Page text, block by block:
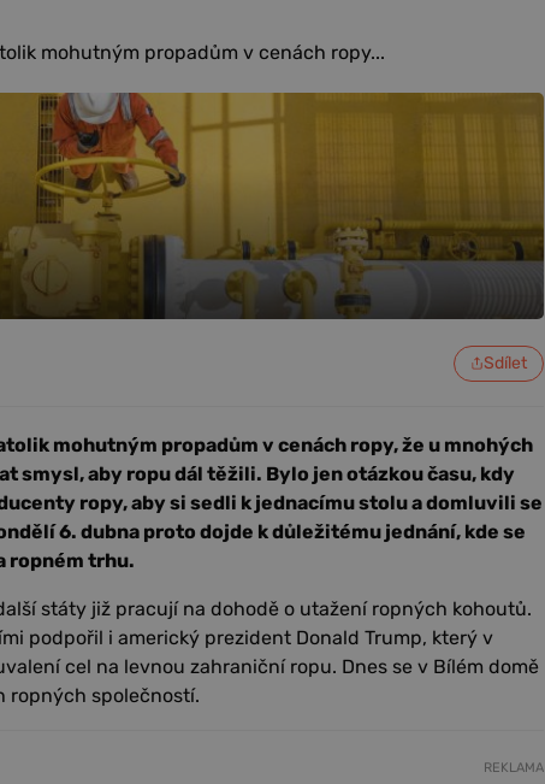
mohutným propadům v cenách ropy...
Sdílet
mohutným propadům v cenách ropy, že u mnohých
smysl, aby ropu dál těžili. Bylo jen otázkou času, kdy
ropy, aby si sedli k jednacímu stolu a domluvili se
6. dubna proto dojde k důležitému jednání, kde se
ropném trhu.
státy již pracují na dohodě o utažení ropných kohoutů.
podpořil i americký prezident Donald Trump, který v
cel na levnou zahraniční ropu. Dnes se v Bílém domě
ropných společností.
REKLAMA